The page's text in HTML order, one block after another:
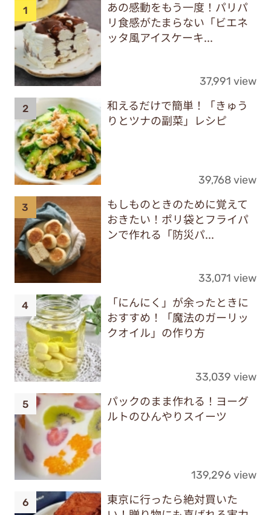
あの感動をもう一度！パリパ
リ食感がたまらない「ビエネ
ッタ風アイスケーキ...
37,991 view
和えるだけで簡単！「きゅう
りとツナの副菜」レシピ
39,768 view
もしものときのために覚えて
おきたい！ポリ袋とフライパ
ンで作れる「防災パ...
33,071 view
「にんにく」が余ったときに
おすすめ！「魔法のガーリッ
クオイル」の作り方
33,039 view
パックのまま作れる！ヨーグ
ルトのひんやりスイーツ
139,296 view
東京に行ったら絶対買いた